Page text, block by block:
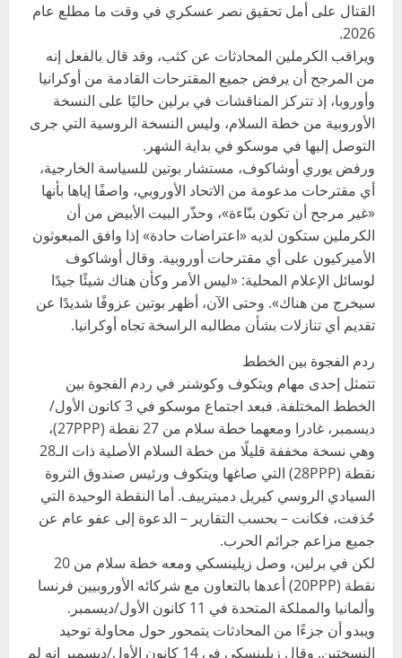
القتال على أمل تحقيق نصر عسكري في وقت ما مطلع عام
2026.
ويراقب الكرملين المحادثات عن كثب، وقد قال بالفعل إنه
من المرجح أن يرفض جميع المقترحات القادمة من أوكرانيا
وأوروبا، إذ تتركز المناقشات في برلين حاليًا على النسخة
الأوروبية من خطة السلام، وليس النسخة الروسية التي جرى
التوصل إليها في موسكو في بداية الشهر.
ورفض يوري أوشاكوف، مستشار بوتين للسياسة الخارجية،
أي مقترحات مدعومة من الاتحاد الأوروبي، واصفًا إياها بأنها
«غير مرجح أن تكون بنّاءة»، وحذّر البيت الأبيض من أن
الكرملين ستكون لديه «اعتراضات حادة» إذا وافق المبعوثون
الأميركيون على أي مقترحات أوروبية. وقال أوشاكوف
لوسائل الإعلام المحلية: «ليس الأمر وكأن هناك شيئًا جيدًا
سيخرج من هناك». وحتى الآن، أظهر بوتين عزوفًا شديدًا عن
تقديم أي تنازلات بشأن مطالبه الراسخة تجاه أوكرانيا.
ردم الفجوة بين الخطط
تتمثل إحدى مهام ويتكوف وكوشنر في ردم الفجوة بين
الخطط المختلفة. فبعد اجتماع موسكو في 3 كانون الأول/
ديسمبر، غادرا ومعهما خطة سلام من 27 نقطة (27PPP)،
وهي نسخة مخففة قليلًا من خطة السلام الأصلية ذات الـ28
نقطة (28PPP) التي صاغها ويتكوف ورئيس صندوق الثروة
السيادي الروسي كيريل دميترييف. أما النقطة الوحيدة التي
حُذفت، فكانت – بحسب التقارير – الدعوة إلى عفو عام عن
جميع مزاعم جرائم الحرب.
لكن في برلين، وصل زيلينسكي ومعه خطة سلام من 20
نقطة (20PPP) أعدها بالتعاون مع شركائه الأوروبيين فرنسا
وألمانيا والمملكة المتحدة في 11 كانون الأول/ديسمبر.
ويبدو أن جزءًا من المحادثات يتمحور حول محاولة توحيد
النسختين. وقال زيلينسكي في 14 كانون الأول/ديسمبر إنه لم